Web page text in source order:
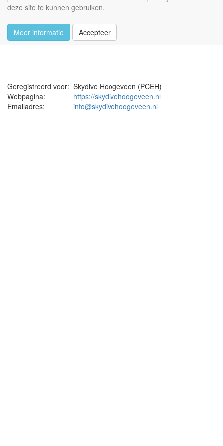
deze site te kunnen gebruiken.
Meer informatie Accepteer
Privacybeleid
Skydive Hoogeveen (PCEH)
Geregistreerd voor: Skydive Hoogeveen (PCEH)
Webpagina:
https://skydivehoogeveen.nl
Emailadres:
info@skydivehoogeveen.nl